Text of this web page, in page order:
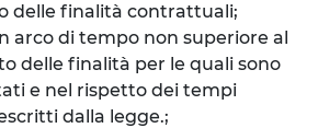
delle finalità contrattuali;
arco di tempo non superiore al
delle finalità per le quali sono
e nel rispetto dei tempi
dalla legge.;